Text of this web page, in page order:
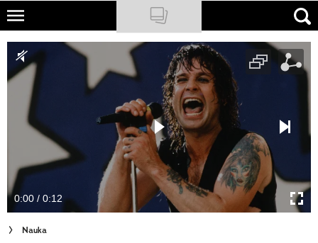
Skip
main
content
NATIONAL GEOGRAPHIC
TRAVELER
PODCASTY
Newsletter
Cuda Polski
Wielki Konkurs Fotograficzny
0:00 / 0:12
Nauka